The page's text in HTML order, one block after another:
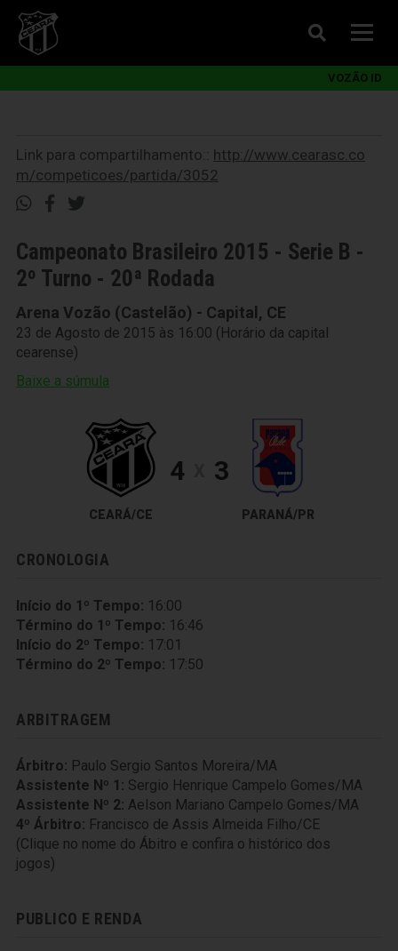
VOZÃO ID
Link para compartilhamento:: http://www.cearasc.co
m/competicoes/partida/3052
Campeonato Brasileiro 2015 - Serie B -
2º Turno - 20ª Rodada
Arena Vozão (Castelão) - Capital, CE
23 de Agosto de 2015 às 16:00 (Horário da capital
cearense)
Baixe a súmula
CEARÁ/CE
4 3
PARANÁ/PR
CRONOLOGIA
Início do 1º Tempo: 16:00
Término do 1º Tempo: 16:46
Início do 2º Tempo: 17:01
Término do 2º Tempo: 17:50
ARBITRAGEM
Árbitro: Paulo Sergio Santos Moreira/MA
Assistente Nº 1: Sergio Henrique Campelo Gomes/MA
Assistente Nº 2: Aelson Mariano Campelo Gomes/MA
4º Árbitro: Francisco de Assis Almeida Filho/CE
(Clique no nome do Ábitro e confira o histórico dos
jogos)
PUBLICO E RENDA